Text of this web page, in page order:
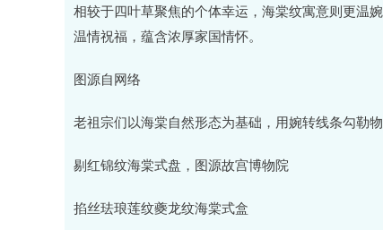
相较于四叶草聚焦的个体幸运，海棠纹寓意则更温
温情祝福，蕴含浓厚家国情怀。
图源自网络
老祖宗们以海棠自然形态为基础，用婉转线条勾勒物
剔红锦纹海棠式盘，图源故宫博物院
掐丝珐琅莲纹夔龙纹海棠式盒